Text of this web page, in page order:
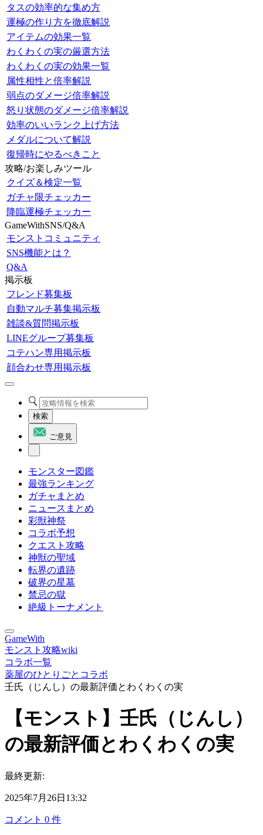
タスの効率的な集め方
運極の作り方を徹底解説
アイテムの効果一覧
わくわくの実の厳選方法
わくわくの実の効果一覧
属性相性と倍率解説
弱点のダメージ倍率解説
怒り状態のダメージ倍率解説
効率のいいランク上げ方法
メダルについて解説
復帰時にやるべきこと
攻略/お楽しみツール
クイズ＆検定一覧
ガチャ限チェッカー
降臨運極チェッカー
GameWithSNS/Q&A
モンストコミュニティ
SNS機能とは？
Q&A
掲示板
フレンド募集板
自動マルチ募集掲示板
雑談&質問掲示板
LINEグループ募集板
コテハン専用掲示板
顔合わせ専用掲示板
検索
ご意見
モンスター図鑑
最強ランキング
ガチャまとめ
ニュースまとめ
彩獣神祭
コラボ予想
クエスト攻略
神獣の聖域
転界の遺跡
破界の星墓
禁忌の獄
絶級トーナメント
GameWith
モンスト攻略wiki
コラボ一覧
薬屋のひとりごとコラボ
壬氏（じんし）の最新評価とわくわくの実
【モンスト】壬氏（じんし）
の最新評価とわくわくの実
最終更新:
2025年7月26日13:32
コメント 0 件